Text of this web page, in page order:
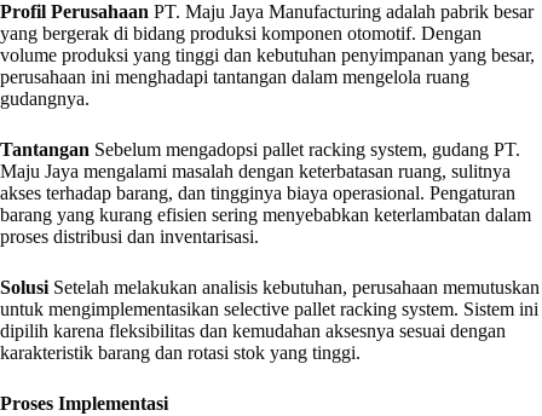
Profil Perusahaan PT. Maju Jaya Manufacturing adalah pabrik besar
yang bergerak di bidang produksi komponen otomotif. Dengan
volume produksi yang tinggi dan kebutuhan penyimpanan yang besar,
perusahaan ini menghadapi tantangan dalam mengelola ruang
gudangnya.
Tantangan Sebelum mengadopsi pallet racking system, gudang PT.
Maju Jaya mengalami masalah dengan keterbatasan ruang, sulitnya
akses terhadap barang, dan tingginya biaya operasional. Pengaturan
barang yang kurang efisien sering menyebabkan keterlambatan dalam
proses distribusi dan inventarisasi.
Solusi Setelah melakukan analisis kebutuhan, perusahaan memutuskan
untuk mengimplementasikan selective pallet racking system. Sistem ini
dipilih karena fleksibilitas dan kemudahan aksesnya sesuai dengan
karakteristik barang dan rotasi stok yang tinggi.
Proses Implementasi